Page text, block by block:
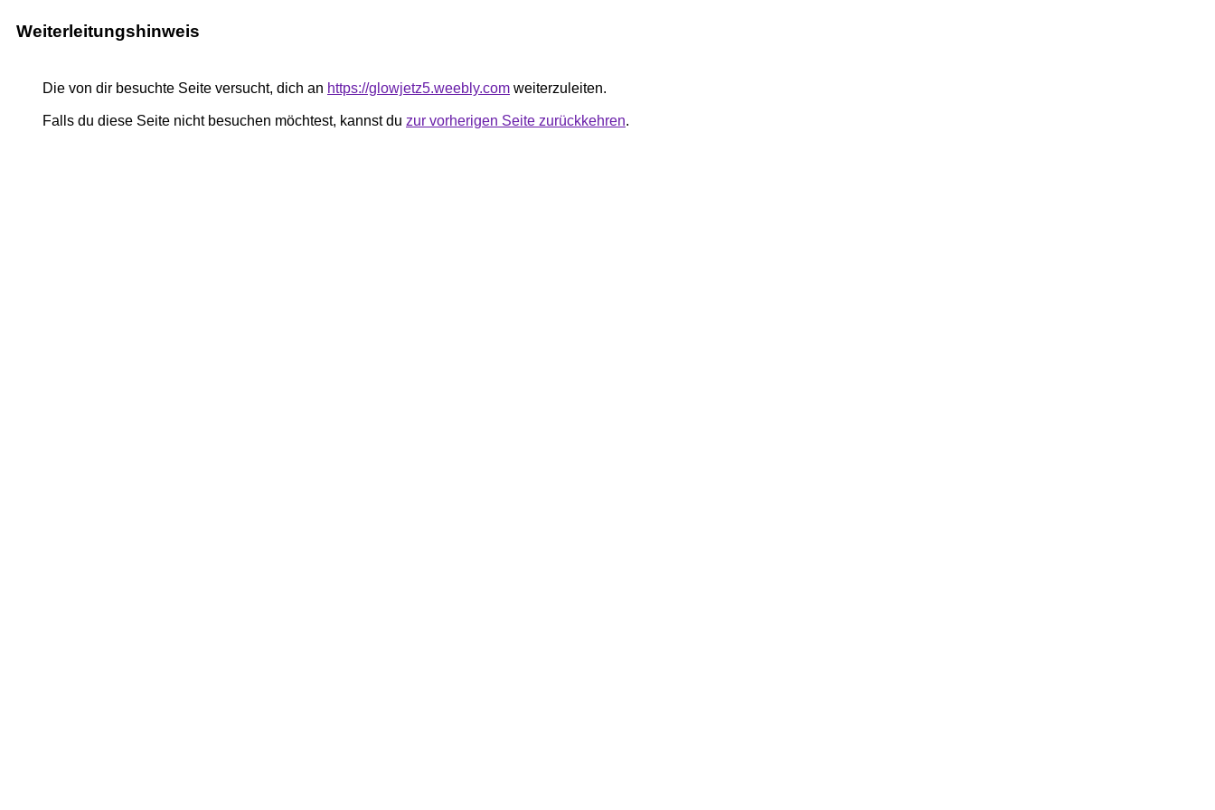
Weiterleitungshinweis
Die von dir besuchte Seite versucht, dich an https://glowjetz5.weebly.com weiterzuleiten.
Falls du diese Seite nicht besuchen möchtest, kannst du zur vorherigen Seite zurückkehren.